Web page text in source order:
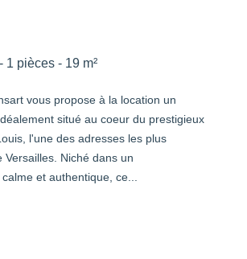
1 pièces - 19 m²
vous propose à la location un
situé au coeur du prestigieux
l'une des adresses les plus
Versailles. Niché dans un
et authentique, ce...